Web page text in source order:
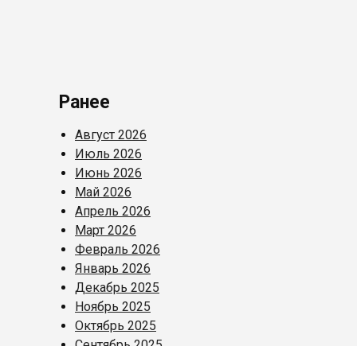
Ранее
Август 2026
Июль 2026
Июнь 2026
Май 2026
Апрель 2026
Март 2026
Февраль 2026
Январь 2026
Декабрь 2025
Ноябрь 2025
Октябрь 2025